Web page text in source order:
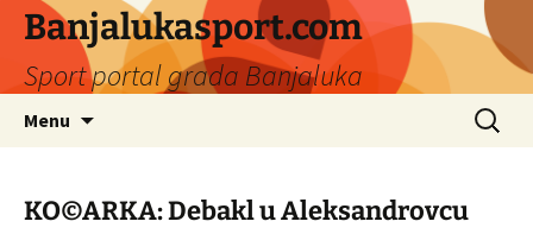
Banjalukasport.com
Sport portal grada Banjaluka
Menu
Search
for:
KO©ARKA: Debakl u Aleksandrovcu